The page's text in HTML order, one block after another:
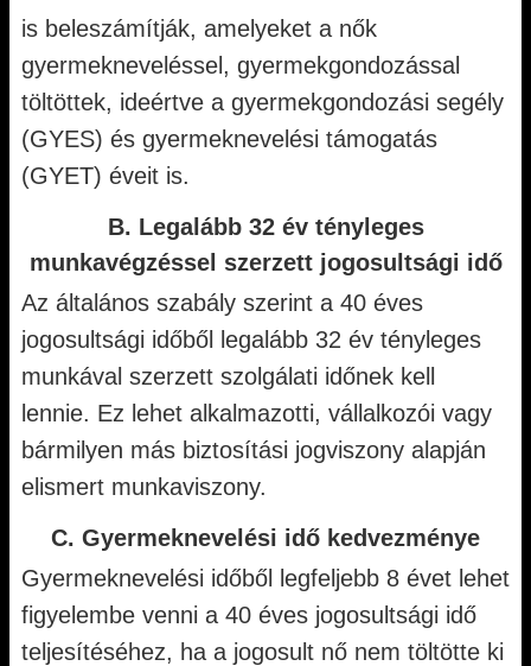
is beleszámítják, amelyeket a nők
gyermekneveléssel, gyermekgondozással
töltöttek, ideértve a gyermekgondozási segély
(GYES) és gyermeknevelési támogatás
(GYET) éveit is.
B. Legalább 32 év tényleges
munkavégzéssel szerzett jogosultsági idő
Az általános szabály szerint a 40 éves
jogosultsági időből legalább 32 év tényleges
munkával szerzett szolgálati időnek kell
lennie. Ez lehet alkalmazotti, vállalkozói vagy
bármilyen más biztosítási jogviszony alapján
elismert munkaviszony.
C. Gyermeknevelési idő kedvezménye
Gyermeknevelési időből legfeljebb 8 évet lehet
figyelembe venni a 40 éves jogosultsági idő
teljesítéséhez, ha a jogosult nő nem töltötte ki